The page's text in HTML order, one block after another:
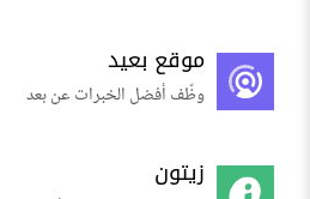
موقع بعيد
وظّف أفضل الخبرات عن بعد
زيتون